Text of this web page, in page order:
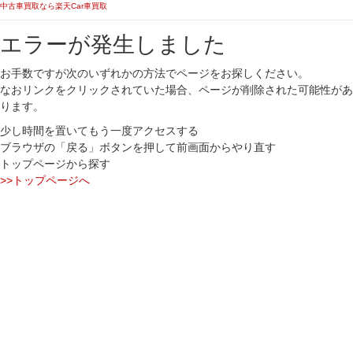
中古車買取なら楽天Car車買取
エラーが発生しました
お手数ですが次のいずれかの方法でページをお探しください。
なおリンクをクリックされていた場合、ページが削除された可能性があ
ります。
少し時間を置いてもう一度アクセスする
ブラウザの「戻る」ボタンを押して前画面からやり直す
トップページから探す
>>トップページへ